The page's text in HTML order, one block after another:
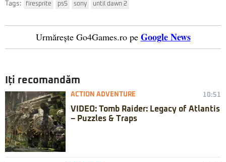
Tags: firesprite ps5 sony until dawn 2
Urmărește Go4Games.ro pe Google News
Iți recomandăm
ACTION ADVENTURE 10:51
VIDEO: Tomb Raider: Legacy of Atlantis
– Puzzles & Traps